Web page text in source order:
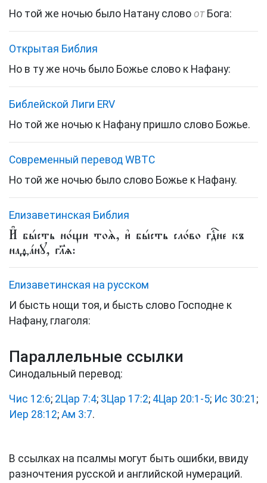
Но той же ночью было Натану слово отБога:
Открытая Библия
Но в ту же ночь было Божье слово к Нафану:
Библейской Лиги ERV
Но той же ночью к Нафану пришло слово Божье.
Cовременный перевод WBTC
Но той же ночью было слово Божье к Нафану.
Елизаветинская Библия
И҆ бы́сть но́щи тоѧ̀, и҆ бы́сть сло́во гдⷭ҇не къ
наѳа́нꙋ, гл҃ѧ:
Елизаветинская на русском
И бысть нощи тоя, и бысть слово Господне к
Нафану, глаголя:
Параллельные ссылки
Синодальный перевод:
Чис 12:6; 2Цар 7:4; 3Цар 17:2; 4Цар 20:1-5; Ис 30:21 ;
Иер 28:12; Ам 3:7.
В ссылках на псалмы могут быть ошибки, ввиду
разночтения русской и английской нумераций.